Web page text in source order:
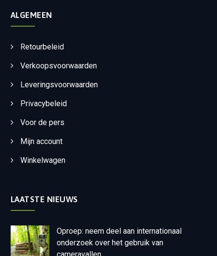
ALGEMEEN
Retourbeleid
Verkoopsvoorwaarden
Leveringsvoorwaarden
Privacybeleid
Voor de pers
Mijn account
Winkelwagen
LAATSTE NIEUWS
Oproep: neem deel aan internationaal
onderzoek over het gebruik van
cameravallen